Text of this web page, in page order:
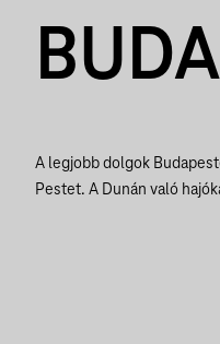
A legjobb dolgok
Pestet. A Dunán való